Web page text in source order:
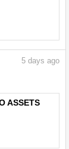
5 days ago
ASSETS